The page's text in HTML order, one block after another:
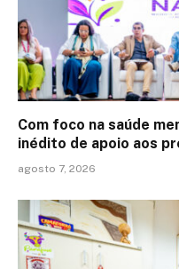
Com foco na saúde
inédito de apoio aos
agosto 7, 2026